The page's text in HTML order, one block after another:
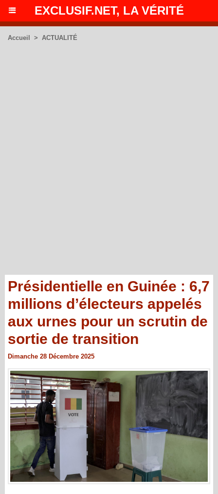
EXCLUSIF.NET, LA VÉRITÉ
Accueil > ACTUALITÉ
Présidentielle en Guinée : 6,7
millions d’électeurs appelés
aux urnes pour un scrutin de
sortie de transition
Dimanche 28 Décembre 2025